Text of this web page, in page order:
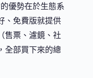
優勢在於生態系
、免費版就提供
售票、濾鏡、社
全部買下來的總